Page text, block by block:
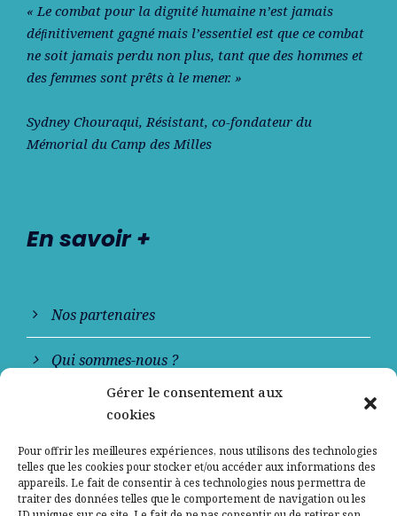
Gérer le consentement aux
cookies
Pour offrir les meilleures expériences, nous utilisons des technologies
telles que les cookies pour stocker et/ou accéder aux informations des
appareils. Le fait de consentir à ces technologies nous permettra de
traiter des données telles que le comportement de navigation ou les
« Le combat pour la dignité humaine n’est jamais
déﬁnitivement gagné mais l’essentiel est que ce combat
ne soit jamais perdu non plus, tant que des hommes et
des femmes sont prêts à le mener. »
Sydney Chouraqui, Résistant, co-fondateur du
Mémorial du Camp des Milles
En savoir +
Nos partenaires
Qui sommes-nous ?
Contactez-nous
Mentions légales
Politique de confidentialité